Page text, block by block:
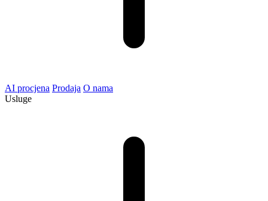
AI procjena Prodaja O nama
Usluge